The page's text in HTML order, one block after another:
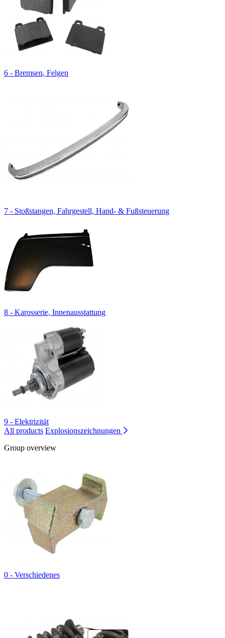
6 - Bremsen, Felgen
7 - Stoßstangen, Fahrgestell, Hand- & Fußsteuerung
8 - Karosserie, Innenausstattung
9 - Elektrizität
All products Explosionszeichnungen
Group overview
0 - Verschiedenes